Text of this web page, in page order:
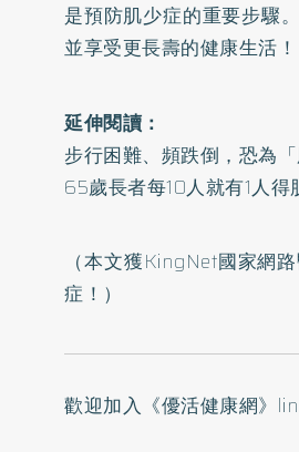
是預防肌少症的重要步驟
並享受更長壽的健康生活！
延伸閱讀：
步行困難、頻跌倒，恐為
65歲長者每10人就有1人
（本文獲KingNet國家網
症！ ）
歡迎加入 《優活健康網》